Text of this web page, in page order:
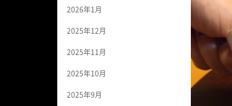
2026年1月
2025年12月
2025年11月
2025年10月
2025年9月